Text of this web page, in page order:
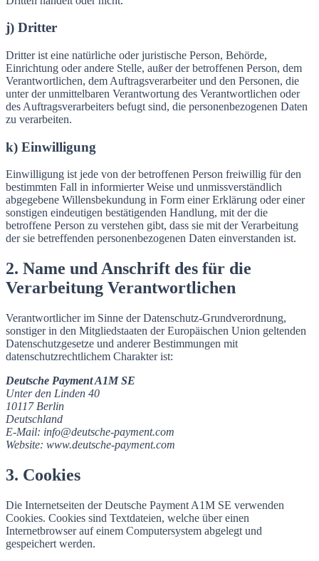
j) Dritter
Dritter ist eine natürliche oder juristische Person, Behörde,
Einrichtung oder andere Stelle, außer der betroffenen Person, dem
Verantwortlichen, dem Auftragsverarbeiter und den Personen, die
unter der unmittelbaren Verantwortung des Verantwortlichen oder
des Auftragsverarbeiters befugt sind, die personenbezogenen Daten
zu verarbeiten.
k) Einwilligung
Einwilligung ist jede von der betroffenen Person freiwillig für den
bestimmten Fall in informierter Weise und unmissverständlich
abgegebene Willensbekundung in Form einer Erklärung oder einer
sonstigen eindeutigen bestätigenden Handlung, mit der die
betroffene Person zu verstehen gibt, dass sie mit der Verarbeitung
der sie betreffenden personenbezogenen Daten einverstanden ist.
2. Name und Anschrift des für die
Verarbeitung Verantwortlichen
Verantwortlicher im Sinne der Datenschutz-Grundverordnung,
sonstiger in den Mitgliedstaaten der Europäischen Union geltenden
Datenschutzgesetze und anderer Bestimmungen mit
datenschutzrechtlichem Charakter ist:
Deutsche Payment A1M SE
Unter den Linden 40
10117 Berlin
Deutschland
E-Mail: info@deutsche-payment.com
Website: www.deutsche-payment.com
3. Cookies
Die Internetseiten der Deutsche Payment A1M SE verwenden
Cookies. Cookies sind Textdateien, welche über einen
Internetbrowser auf einem Computersystem abgelegt und
gespeichert werden.